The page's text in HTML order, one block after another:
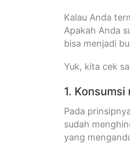
Kalau Anda
Apakah Anda
bisa menjadi
Yuk, kita cek
1.
Pada
sudah
yang